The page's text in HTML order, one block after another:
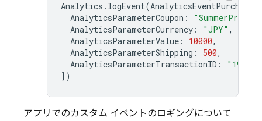
Analytics . logEvent(AnalyticsEventPurchase
AnalyticsParameterCoupon : "SummerPromo"
AnalyticsParameterCurrency : "JPY" ,
AnalyticsParameterValue : 10000,
AnalyticsParameterShipping : 500,
AnalyticsParameterTransactionID :
])
アプリでのカスタム イベントのロギングについて